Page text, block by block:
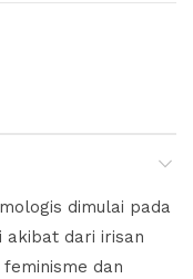
dimulai pada
akibat dari irisan
dan